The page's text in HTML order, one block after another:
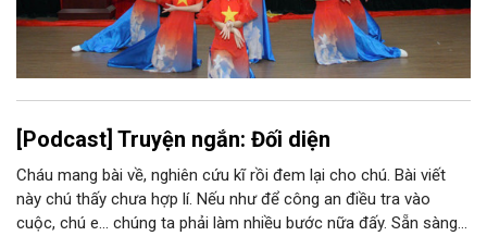
[Podcast] Truyện ngắn: Đối diện
Cháu mang bài về, nghiên cứu kĩ rồi đem lại cho chú. Bài viết
này chú thấy chưa hợp lí. Nếu như để công an điều tra vào
cuộc, chú e… chúng ta phải làm nhiều bước nữa đấy. Sẵn sàng